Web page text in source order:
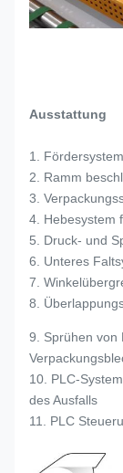
Ausstattung
1.
2. Ramm
3.
4. Hebesystem
5. Druck- und
6. Unteres
7.
8.
9. Sprühen von
10. PLC-
des Ausfalls
11. PLC